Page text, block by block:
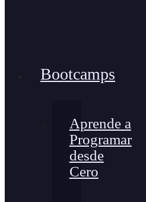
Bootcamps
Aprende a
Programar
desde
Cero